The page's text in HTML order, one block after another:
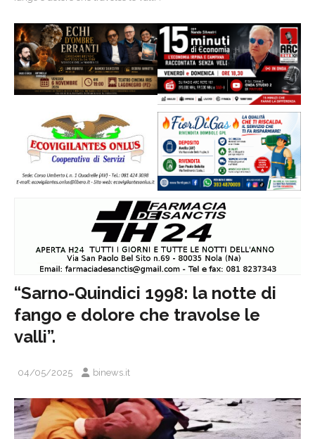
“Sarno-Quindici 1998: la notte di
fango e dolore che travolse le
valli”.
04/05/2025 binews.it